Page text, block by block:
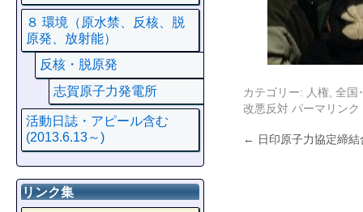
カテゴリー: 人権 全国
改悪反対 パーマリンク
← 日印原子力協定締
８ 環境（原水禁、反核、脱
原発、放射能）
反核・脱原発
志賀原子力発電所
活動日誌・アピール含む
(2013.6.13～)
リンク集